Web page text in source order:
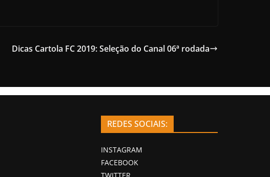
Dicas Cartola FC 2019: Seleção do Canal 06ª rodada
REDES SOCIAIS:
INSTAGRAM
FACEBOOK